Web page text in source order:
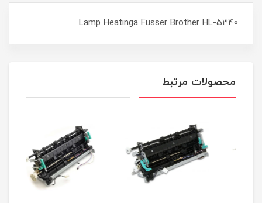
Lamp Heatinga Fusser Brother HL-5340
محصولات مرتبط